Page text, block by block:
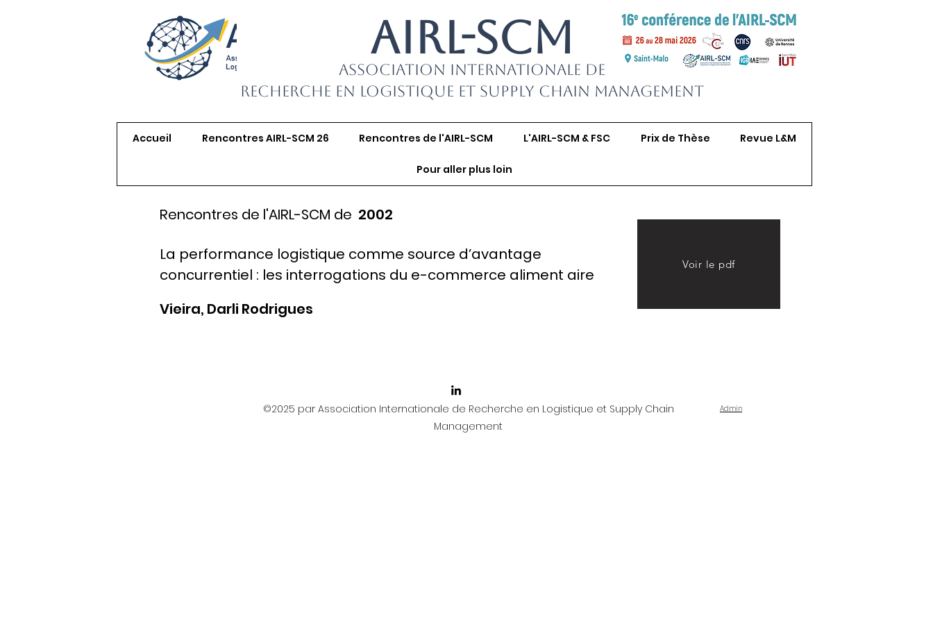
AIRL-SCM
Association Internationale de
Recherche en Logistique et Supply Chain Management
Accueil Rencontres AIRL-SCM 26 Rencontres de l'AIRL-SCM L'AIRL-SCM & FSC Prix de Thèse Revue L&M
Pour aller plus loin
Rencontres de l'AIRL-SCM de 2002
La performance logistique comme source d’avantage
concurrentiel : les interrogations du e-commerce aliment aire
Vieira, Darli Rodrigues
Voir le pdf
©2025 par Association Internationale de Recherche en Logistique et Supply Chain
Management
Admin